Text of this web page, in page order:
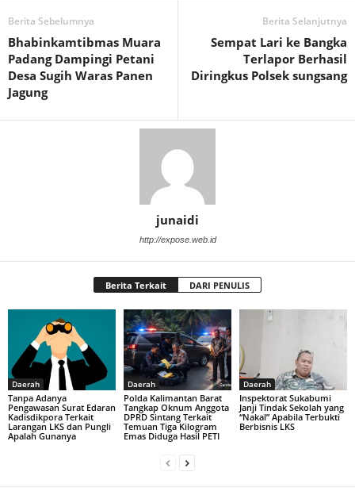
Berita Sebelumnya
Bhabinkamtibmas Muara
Padang Dampingi Petani
Desa Sugih Waras Panen
Jagung
Berita Selanjutnya
Sempat Lari ke Bangka
Terlapor Berhasil
Diringkus Polsek sungsang
junaidi
http://expose.web.id
Berita Terkait DARI PENULIS
Daerah
Tanpa Adanya
Pengawasan Surat Edaran
Kadisdikpora Terkait
Larangan LKS dan Pungli
Apalah Gunanya
Daerah
Polda Kalimantan Barat
Tangkap Oknum Anggota
DPRD Sintang Terkait
Temuan Tiga Kilogram
Emas Diduga Hasil PETI
Daerah
Inspektorat Sukabumi
Janji Tindak Sekolah yang
“Nakal” Apabila Terbukti
Berbisnis LKS